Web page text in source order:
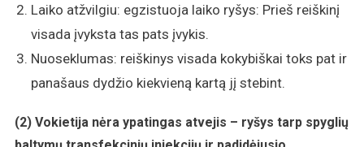
Laiko atžvilgiu: egzistuoja laiko ryšys: Prieš reiškinį
visada įvyksta tas pats įvykis.
Nuoseklumas: reiškinys visada kokybiškai toks pat ir
panašaus dydžio kiekvieną kartą jį stebint.
(2) Vokietija nėra ypatingas atvejis – ryšys tarp spyglių